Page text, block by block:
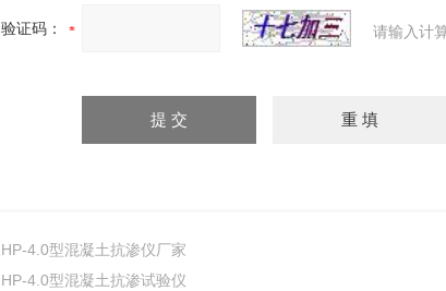
验证码： 请输入计
HP-4.0型混凝土抗渗仪厂家
HP-4.0型混凝土抗渗试验仪